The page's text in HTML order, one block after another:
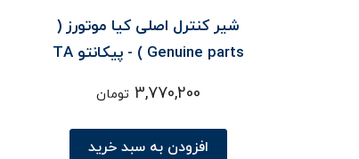
شير کنترل اصلی کیا موتورز (
Genuine parts ) - پيکانتو TA
3,770,200 تومان
افزودن به سبد خرید